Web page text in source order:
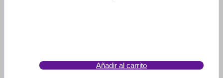
Añadir al carrito